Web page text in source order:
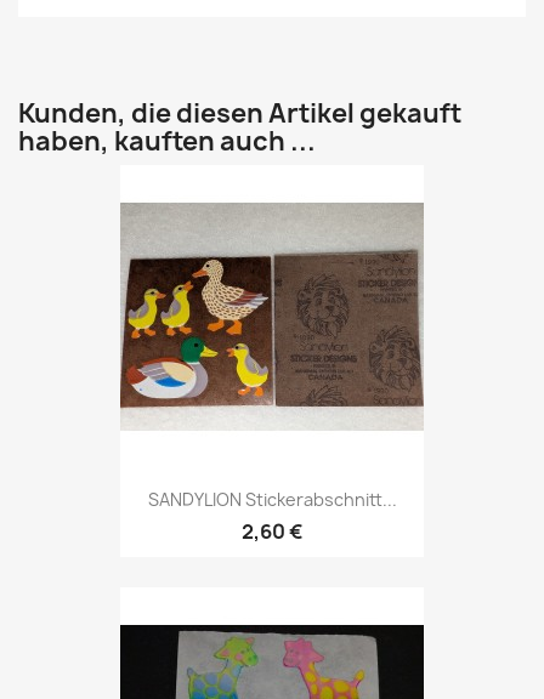
Kunden, die diesen Artikel gekauft
haben, kauften auch ...
SANDYLION Stickerabschnitt...
2,60 €